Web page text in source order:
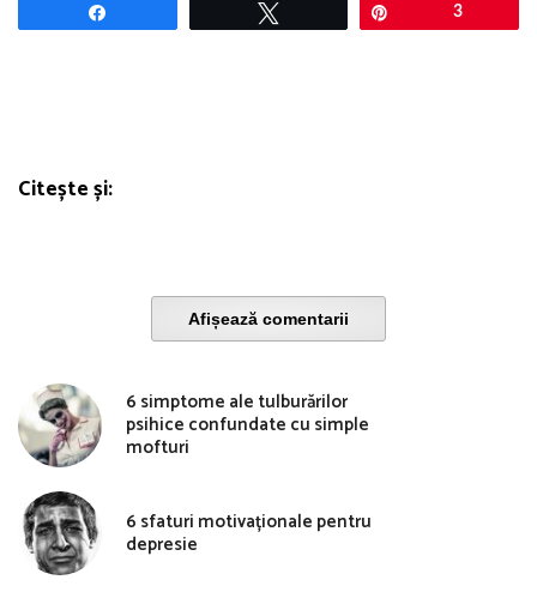
3
Citește și:
Afișează comentarii
6 simptome ale tulburărilor
psihice confundate cu simple
mofturi
6 sfaturi motivaționale pentru
depresie